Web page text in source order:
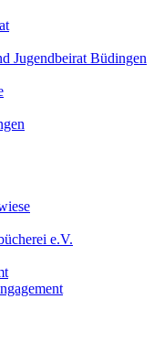
Jugendbeirat Büdingen
e.V.